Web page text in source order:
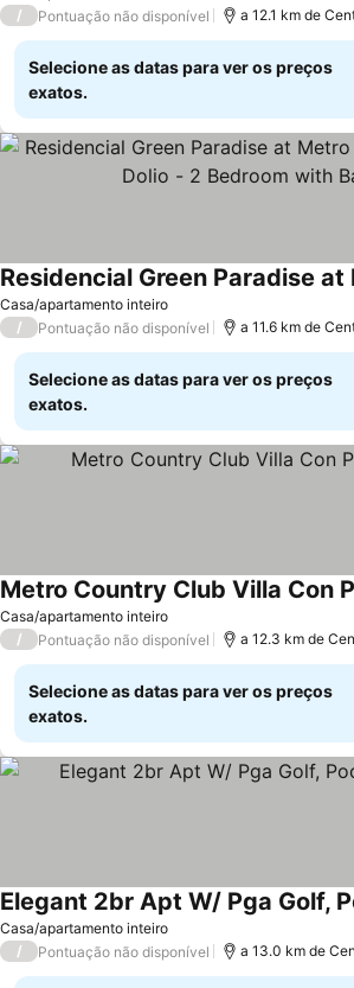
/ Pontuação não disponível a 12.1 km de
Selecione as datas para ver os preços
exatos.
Casa/apartamento inteiro
Ver preços
/ Pontuação não disponível a 11.6 km de
Selecione as datas para ver os preços
exatos.
Casa/apartamento inteiro
Metro Country Club Villa Con
/ Pontuação não disponível a 12.3 km de
Selecione as datas para ver os preços
exatos.
Casa/apartamento inteiro
Ver preços
/ Pontuação não disponível a 13.0 km de